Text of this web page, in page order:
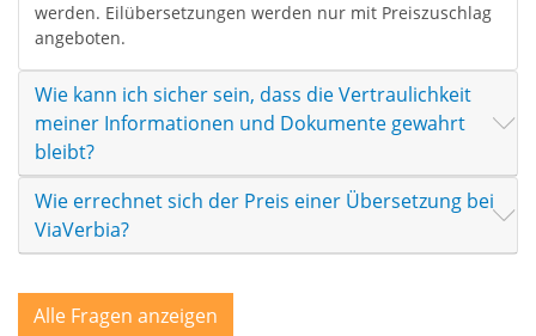
werden. Eilübersetzungen werden nur mit Preiszuschlag
angeboten.
Wie kann ich sicher sein, dass die Vertraulichkeit
meiner Informationen und Dokumente gewahrt
bleibt?
Wie errechnet sich der Preis einer Übersetzung bei
ViaVerbia?
Alle Fragen anzeigen